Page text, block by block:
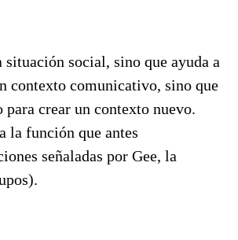
social, sino que ayuda a
contexto comunicativo, sino que
crear un contexto nuevo.
la función que antes
señaladas por Gee, la